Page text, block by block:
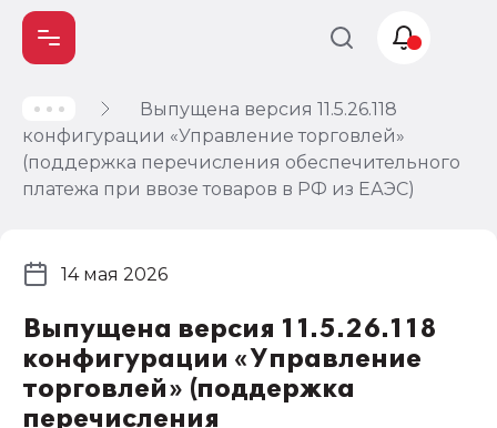
Выпущена версия 11.5.26.118
конфигурации «Управление торговлей»
(поддержка перечисления обеспечительного
платежа при ввозе товаров в РФ из ЕАЭС)
Выпущена версия 11.5.26.118
конфигурации «Управление
торговлей» (поддержка
перечисления
14 мая 2026
Учет и
налогообложение
Автоматизация